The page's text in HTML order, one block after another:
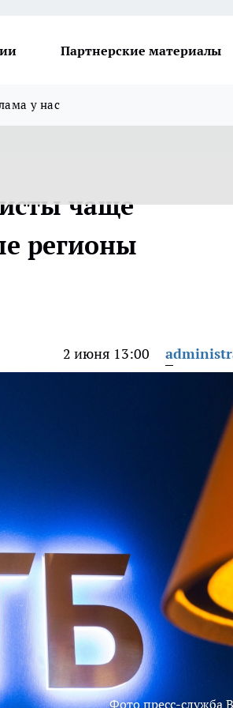
Партнерские материалы
у нас
чаще
регионы
2 июня 13:00
Фото пресс-служба